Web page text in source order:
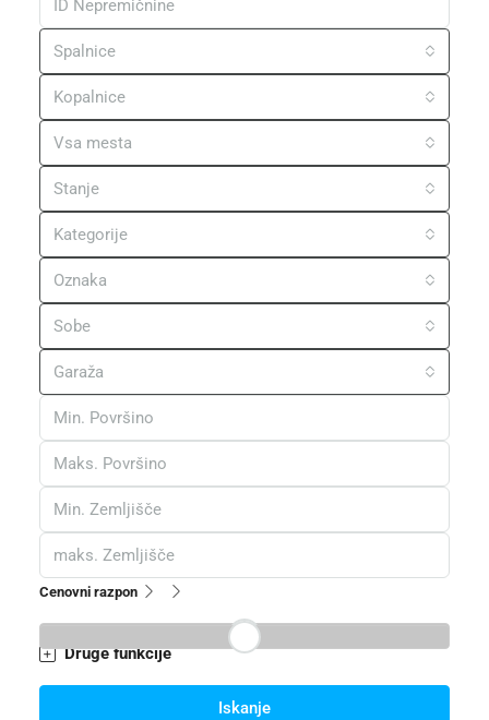
Spalnice
Kopalnice
Vsa mesta
Stanje
Kategorije
Oznaka
Sobe
Garaža
Cenovni razpon
Druge funkcije
Iskanje